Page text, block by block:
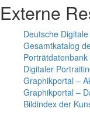
Externe
Deutsche
Gesamtkatalog
Digitaler
Graphikportal –
Graphikportal –
Bildindex der